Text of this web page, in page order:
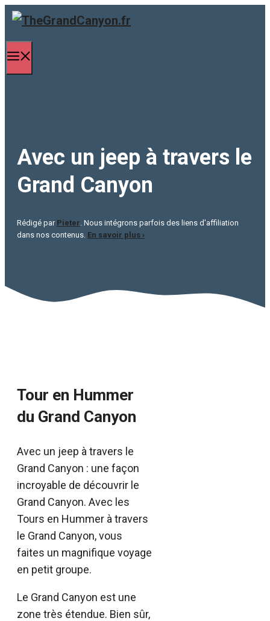
Aller
contenu
Avec un jeep à travers le
Grand Canyon
Rédigé par Pieter . Nous intégrons parfois des liens d'affiliation
dans nos contenus. En savoir plus ›
Tour en Hummer
du Grand Canyon
Avec un jeep à travers le
Grand Canyon : une façon
incroyable de découvrir le
Grand Canyon. Avec les
Tours en Hummer à travers
le Grand Canyon, vous
faites un magnifique voyage
en petit groupe.
Le Grand Canyon est une
zone très étendue. Bien sûr,